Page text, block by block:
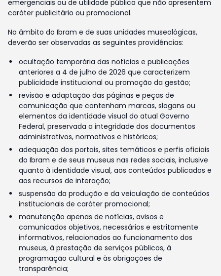
emergenciais ou de utilidade pública que não apresentem
caráter publicitário ou promocional.
No âmbito do Ibram e de suas unidades museológicas,
deverão ser observadas as seguintes providências:
ocultação temporária das notícias e publicações
anteriores a 4 de julho de 2026 que caracterizem
publicidade institucional ou promoção da gestão;
revisão e adaptação das páginas e peças de
comunicação que contenham marcas, slogans ou
elementos da identidade visual do atual Governo
Federal, preservada a integridade dos documentos
administrativos, normativos e históricos;
adequação dos portais, sites temáticos e perfis oficiais
do Ibram e de seus museus nas redes sociais, inclusive
quanto à identidade visual, aos conteúdos publicados e
aos recursos de interação;
suspensão da produção e da veiculação de conteúdos
institucionais de caráter promocional;
manutenção apenas de notícias, avisos e
comunicados objetivos, necessários e estritamente
informativos, relacionados ao funcionamento dos
museus, à prestação de serviços públicos, à
programação cultural e às obrigações de
transparência;